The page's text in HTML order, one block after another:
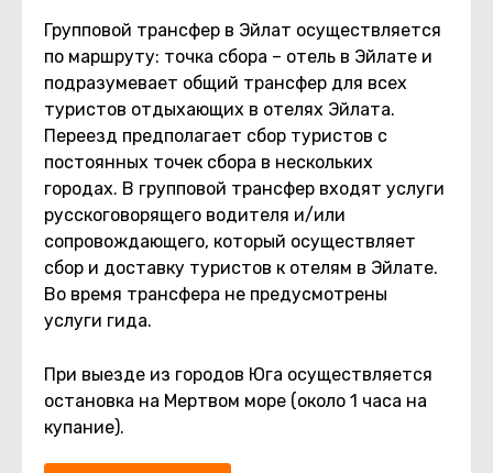
Групповой трансфер в Эйлат осуществляется
по маршруту: точка сбора – отель в Эйлате и
подразумевает общий трансфер для всех
туристов отдыхающих в отелях Эйлата.
Переезд предполагает сбор туристов с
постоянных точек сбора в нескольких
городах. В групповой трансфер входят услуги
русскоговорящего водителя и/или
сопровождающего, который осуществляет
сбор и доставку туристов к отелям в Эйлате.
Во время трансфера не предусмотрены
услуги гида.
При выезде из городов Юга осуществляется
остановка на Мертвом море (около 1 часа на
купание).